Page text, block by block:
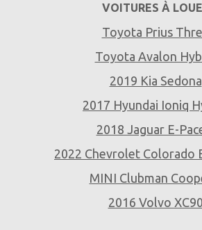
VOITURES À
Toyota Prius
Toyota Avalon
2019 Kia Sedona
2017 Hyundai Ioniq
2018 Jaguar E-
2022 Chevrolet Colorado
MINI Clubman
2016 Volvo XC90